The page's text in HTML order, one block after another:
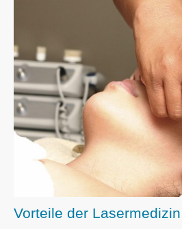
Vorteile der Lasermedizin